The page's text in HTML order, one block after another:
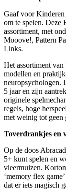
Gaaf voor
om te spelen. Deze
assortiment, met
Mooove!, Pattern
Links.
Het assortiment
modellen en
neuropsychologen.
5 jaar en zijn
originele
regels, hoge
met weinig tot geen
Toverdrankjes en
Op de doos
5+ kunt spelen en
vleermuizen.
‘memory flex
dat er iets magisch